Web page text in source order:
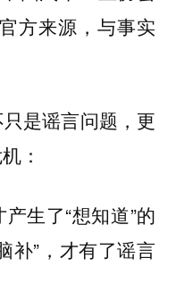
方来源，与事实
是谣言问题，更
：
生了“想知道”的
补”，才有了谣言